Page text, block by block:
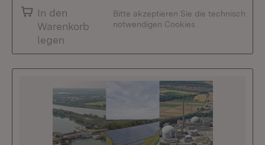
In den
Warenkorb
legen
Bitte akzeptieren Sie die technisch
notwendigen Cookies